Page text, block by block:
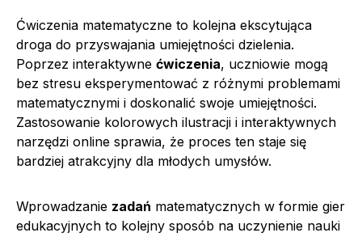
Ćwiczenia matematyczne to kolejna ekscytująca
droga do przyswajania umiejętności dzielenia.
Poprzez interaktywne ćwiczenia, uczniowie mogą
bez stresu eksperymentować z różnymi problemami
matematycznymi i doskonalić swoje umiejętności.
Zastosowanie kolorowych ilustracji i interaktywnych
narzędzi online sprawia, że proces ten staje się
bardziej atrakcyjny dla młodych umysłów.
Wprowadzanie zadań matematycznych w formie gier
edukacyjnych to kolejny sposób na uczynienie nauki